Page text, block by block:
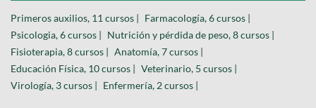
Primeros auxilios, 11 cursos | Farmacología, 6 cursos |
Psicologia, 6 cursos | Nutrición y pérdida de peso, 8 cursos |
Fisioterapia, 8 cursos | Anatomía, 7 cursos |
Educación Física, 10 cursos | Veterinario, 5 cursos |
Virología, 3 cursos | Enfermería, 2 cursos |